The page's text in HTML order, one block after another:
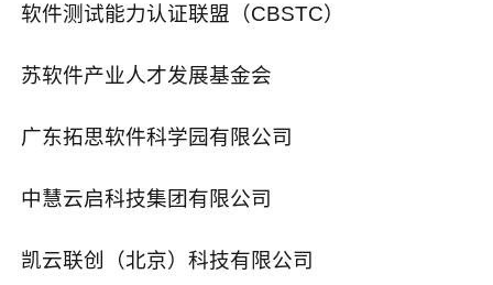
软件测试能力认证联盟（CBSTC）
苏软件产业人才发展基金会
广东拓思软件科学园有限公司
中慧云启科技集团有限公司
凯云联创（北京）科技有限公司